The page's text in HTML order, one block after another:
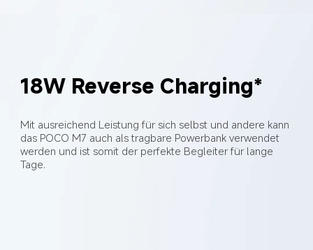
18W Reverse Charging*
Mit ausreichend Leistung für sich selbst und andere kann
das POCO M7 auch als tragbare Powerbank verwendet
werden und ist somit der perfekte Begleiter für lange
Tage.